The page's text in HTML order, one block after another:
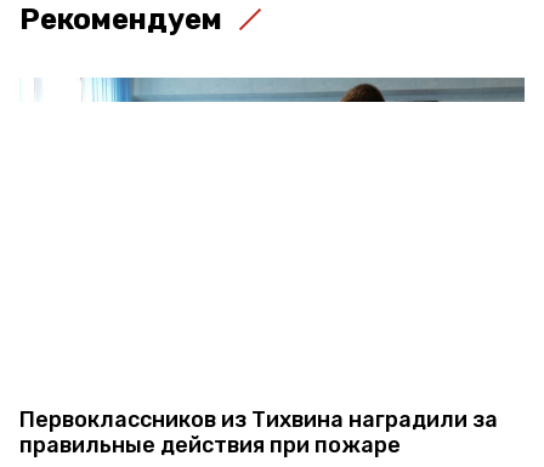
Рекомендуем
Первоклассников из Тихвина наградили за
правильные действия при пожаре